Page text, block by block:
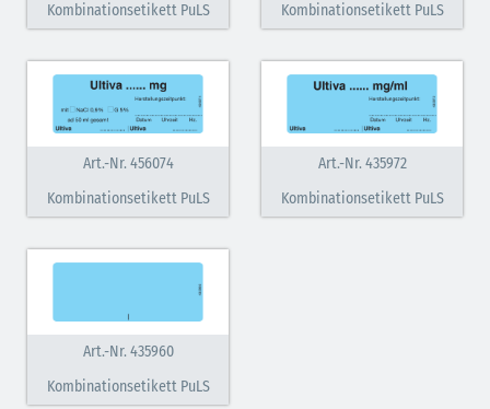
Kombinationsetikett PuLS
Kombinationsetikett PuLS
Art.-Nr. 456074
Kombinationsetikett PuLS
Art.-Nr. 435972
Kombinationsetikett PuLS
Art.-Nr. 435960
Kombinationsetikett PuLS